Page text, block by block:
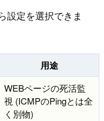
設定を選択できま
用途
WEBページの死活監
視 (ICMPのPingとは全
く別物)